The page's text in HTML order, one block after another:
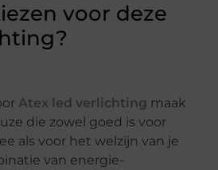
voor deze
Atex led verlichting maak
die zowel goed is voor
als voor het welzijn van je
van energie-